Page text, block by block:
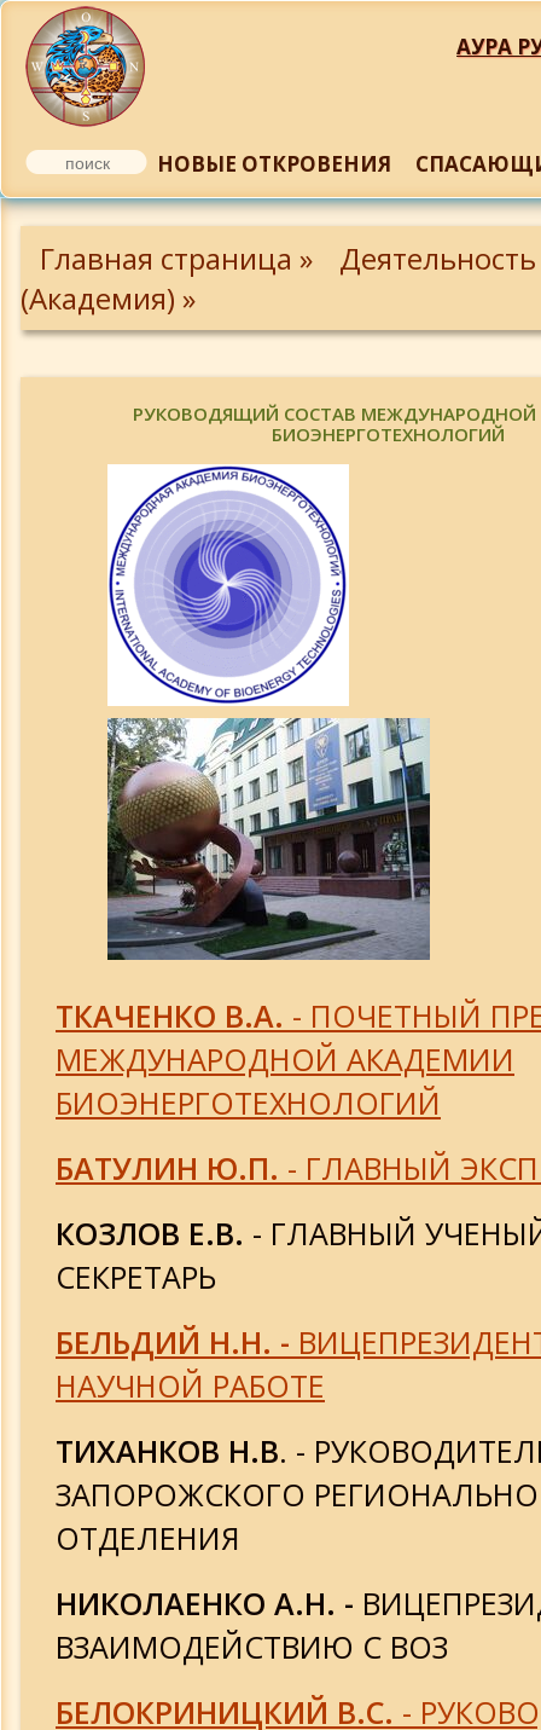
АУРА
НОВЫЕ ОТКРОВЕНИЯ
Главная страница »
(Академия) »
РУКОВОДЯЩИЙ СОСТАВ МЕЖДУНАРОДНОЙ
БИОЭНЕРГОТЕХНОЛОГИЙ
ТКАЧЕНКО В.А. - ПОЧЕТНЫЙ
МЕЖДУНАРОДНОЙ АКАДЕМИИ
БИОЭНЕРГОТЕХНОЛОГИЙ
БАТУЛИН Ю.П. - ГЛАВНЫЙ
КОЗЛОВ Е.В. - ГЛАВНЫЙ
СЕКРЕТАРЬ
БЕЛЬДИЙ Н.Н. -
НАУЧНОЙ РАБОТЕ
ТИХАНКОВ Н.В. -
ЗАПОРОЖСКОГО
ОТДЕЛЕНИЯ
НИКОЛАЕНКО А.Н. -
ВЗАИМОДЕЙСТВИЮ С ВОЗ
БЕЛОКРИНИЦКИЙ В.С. -
Личности Академии
Ткаченко В.А. - почетный президент
Батулин Ю.П.
Белокриницкий В.С.
В. П. Олейник
Волченко В.Н.
Доклад: "Монархия духа..."
Труды и достижения МАБЭТ
Доклад президента МАБЭТ
Три тенденции здоровья
Пресс-конференция в Укринформ
О деятельности МАБЭТ в Крыму
Создание двигателей нового
Аудио докладов и лекций
Немного истории
События и лица
Ткаченко В.А. 75 лет
Юбилейный симпозиум 2015
МАБЭТ и общество
Мабэт и церковь
Видео разработок и достижений
Деятельность академиков